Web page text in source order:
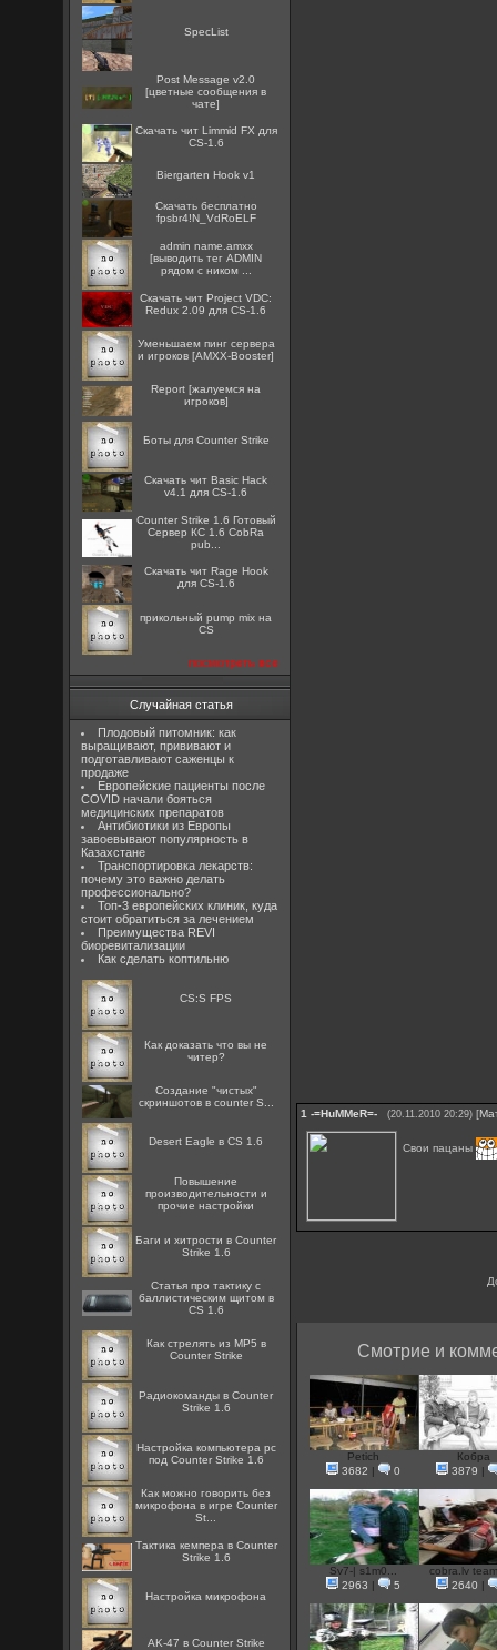
SpecList
Post Message v2.0
[цветные сообщения в
чате]
Скачать чит Limmid FX для
CS-1.6
Biergarten Hook v1
Скачать бесплатно
fpsbr4!N_VdRoELF
admin name.amxx
[выводить тег ADMIN
рядом с ником ...
Скачать чит Project VDC:
Redux 2.09 для CS-1.6
Уменьшаем пинг сервера
и игроков [AMXX-Booster]
Report [жалуемся на
игроков]
Боты для Counter Strike
Скачать чит Basic Hack
v4.1 для CS-1.6
Counter Strike 1.6 Готовый
Сервер КС 1.6 CobRa
pub...
Скачать чит Rage Hook
для CS-1.6
прикольный pump mix на
CS
посмотреть все
Случайная статья
Плодовый питомник: как
выращивают, прививают и
подготавливают саженцы к
продаже
Европейские пациенты после
COVID начали бояться
медицинских препаратов
Антибиотики из Европы
завоевывают популярность в
Казахстане
Транспортировка лекарств:
почему это важно делать
профессионально?
Топ-3 европейских клиник, куда
стоит обратиться за лечением
Преимущества REVI
биоревитализации
Как сделать коптильню
CS:S FPS
Как доказать что вы не
читер?
Создание "чистых"
скриншотов в counter S...
Desert Eagle в CS 1.6
Повышение
производительности и
прочие настройки
Баги и хитрости в Counter
Strike 1.6
Статья про тактику с
баллистическим щитом в
CS 1.6
Как стрелять из MP5 в
Counter Strike
Радиокоманды в Counter
Strike 1.6
Настройка компьютера pc
под Counter Strike 1.6
Как можно говорить без
микрофона в игре Counter
St...
Тактика кемпера в Counter
Strike 1.6
Настройка микрофона
AK-47 в Counter Strike
1 -=HuMMeR=- (20.11.2010 20:29) [
Свои пацаны
Смотрие и
Petich
3682
| 0
Кобра
3879
|
Sv7-| s1m0...
2963
| 5
cobra.lv
2640
|